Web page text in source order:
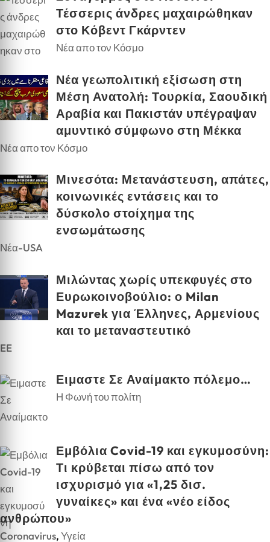
Τέσσερις άνδρες μαχαιρώθηκαν
στο Κόβεντ Γκάρντεν
Νέα απο τον Κόσμο
Νέα γεωπολιτική εξίσωση στη
Μέση Ανατολή: Τουρκία, Σαουδική
Αραβία και Πακιστάν υπέγραψαν
αμυντικό σύμφωνο στη Μέκκα
Νέα απο τον Κόσμο
Μινεσότα: Μετανάστευση, απάτες,
κοινωνικές εντάσεις και το
δύσκολο στοίχημα της
ενσωμάτωσης
Νέα-USA
Μιλώντας χωρίς υπεκφυγές στο
Ευρωκοινοβούλιο: ο Milan
Mazurek για Έλληνες, Αρμενίους
και το μεταναστευτικό
EE
Ειμαστε Σε Αναίμακτο πόλεμο…
Η Φωνή του πολίτη
Εμβόλια Covid-19 και εγκυμοσύνη:
Τι κρύβεται πίσω από τον
ισχυρισμό για «1,25 δισ.
γυναίκες» και ένα «νέο είδος
ανθρώπου»
Coronavirus,Υγεία